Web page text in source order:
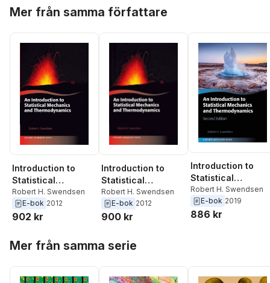
Mer från samma författare
Introduction to
Statistical
Mechanics and
Thermodynamics
Robert H. Swendsen
E-bok 2012
902 kr
Introduction to
Statistical
Mechanics and
Thermodynamics
Robert H. Swendsen
E-bok 2012
900 kr
Introduction to
Statistical
Mechanics and
Thermodynamics
Robert H. Swendsen
E-bok 2019
886 kr
Mer från samma serie